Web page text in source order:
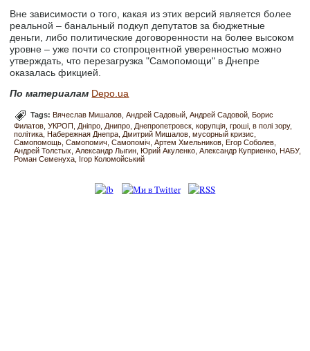
Вне зависимости о того, какая из этих версий является более
реальной – банальный подкуп депутатов за бюджетные
деньги, либо политические договоренности на более высоком
уровне – уже почти со стопроцентной уверенностью можно
утверждать, что перезагрузка "Самопомощи" в Днепре
оказалась фикцией.
По материалам Depo.ua
Tags: Вячеслав Мишалов Андрей Садовый Андрей Садовой
Борис
Филатов УКРОП Дніпро Днипро Днепропетровск корупція гроші в полі зору
політика
Набережная Днепра Дмитрий Мишалов мусорный кризис
Самопомощь Самопомич Самопоміч Артем Хмельников
Егор Соболев
Андрей Толстых Александр Лыгин Юрий Акуленко Александр Куприенко
НАБУ
Роман Семенуха
Ігор Коломойський